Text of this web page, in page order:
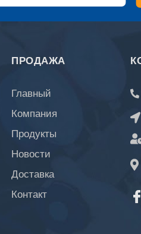
ПРОДАЖА
Главный
Компания
Продукты
Новости
Доставка
Контакт